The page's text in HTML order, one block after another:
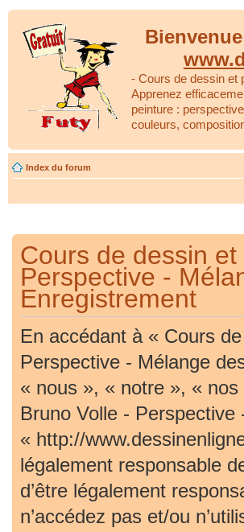
- Cours de dessin et
Apprenez
peinture :
couleurs,
Index du forum
Cours de dessin
Perspective -
Enregistrement
En accédant à « Cours
Perspective - Mélange
« nous », « notre », «
Bruno Volle -
« http://
légalement responsable
d’être légalement
n’accédez pas et/ou